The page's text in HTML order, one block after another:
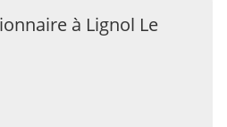
à Lignol Le